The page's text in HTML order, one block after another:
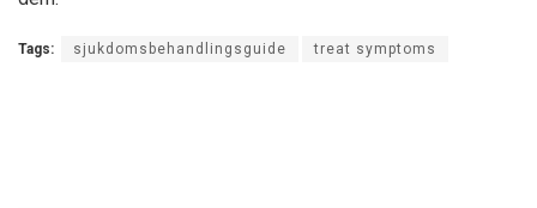
Tags: sjukdomsbehandlingsguide treat symptoms